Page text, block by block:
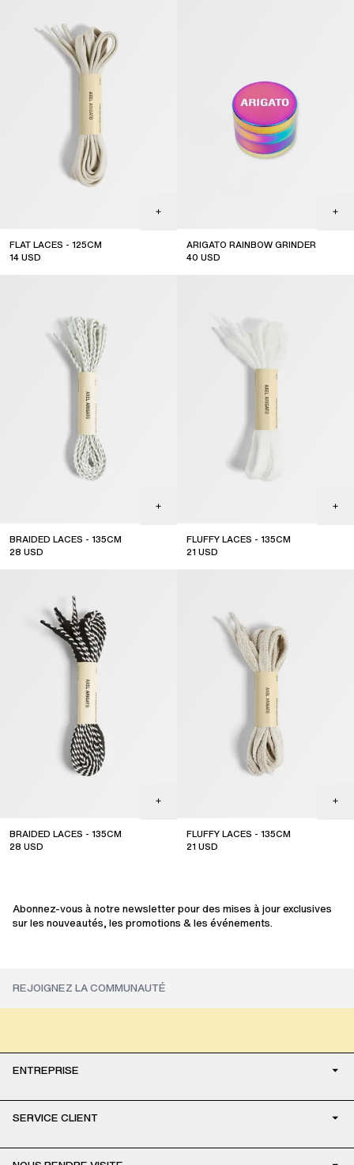
FLAT LACES - 125CM
14USD
ARIGATO RAINBOW GRINDER
40 USD
BRAIDED LACES - 135CM
28 USD
FLUFFY LACES - 135CM
21 USD
BRAIDED LACES - 135CM
28 USD
FLUFFY LACES - 135CM
21 USD
Abonnez-vous à notre newsletter pour des mises à jour exclusives
sur les nouveautés, les promotions & les événements.
ENTREPRISE
SERVICE CLIENT